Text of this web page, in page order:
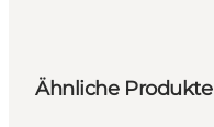
Ähnliche Produkte